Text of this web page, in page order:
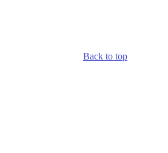
Back to top